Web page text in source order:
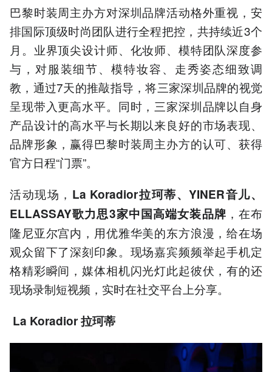
巴黎时装周主办方对深圳品牌活动格外重视，安
排国际顶级时尚团队进行全程把控，共持续近3个
月。业界顶尖设计师、化妆师、模特团队深度参
与，对服装细节、模特妆容、走秀姿态细致调
教，通过7天的推敲指导，将三家深圳品牌的视觉
呈现带入更高水平。同时，三家深圳品牌以自身
产品设计的高水平与长期以来良好的市场表现、
品牌形象，赢得巴黎时装周主办方的认可、获得
官方日程“门票”。
活动现场， La Koradior拉珂蒂、YINER音儿、
ELLASSAY歌力思3家中国高端女装品牌 ，在布
隆尼亚尔宫内，用优雅华美的东方浪漫，给在场
观众留下了深刻印象。现场嘉宾频频举起手机定
格精彩瞬间，媒体相机闪光灯此起彼伏，有的还
现场录制短视频，实时在社交平台上分享。
La Koradior 拉珂蒂